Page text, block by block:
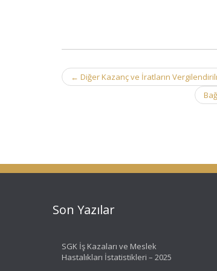
Post
← Diğer Kazanç ve İratların
Son Yazılar
SGK İş Kazaları ve Meslek
Hastalıkları İstatistikleri – 2025